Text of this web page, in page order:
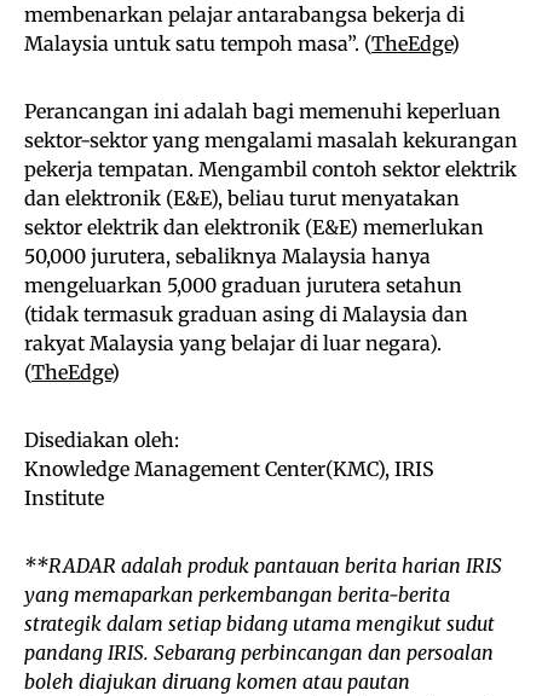
membenarkan pelajar antarabangsa bekerja di
Malaysia untuk satu tempoh masa”. (TheEdge)
Perancangan ini adalah bagi memenuhi keperluan
sektor-sektor yang mengalami masalah kekurangan
pekerja tempatan. Mengambil contoh sektor elektrik
dan elektronik (E&E), beliau turut menyatakan
sektor elektrik dan elektronik (E&E) memerlukan
50,000 jurutera, sebaliknya Malaysia hanya
mengeluarkan 5,000 graduan jurutera setahun
(tidak termasuk graduan asing di Malaysia dan
rakyat Malaysia yang belajar di luar negara).
(TheEdge)
Disediakan oleh:
Knowledge Management Center(KMC), IRIS
Institute
**RADAR adalah produk pantauan berita harian IRIS
yang memaparkan perkembangan berita-berita
strategik dalam setiap bidang utama mengikut sudut
pandang IRIS. Sebarang perbincangan dan persoalan
boleh diajukan diruang komen atau pautan